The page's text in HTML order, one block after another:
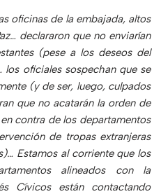
oficinas de la embajada, altos
declararon que no enviarían
(pese a los deseos del
los oficiales sospechan que se
(y de ser, luego, culpados
que no acatarán la orden de
contra de los departamentos
de tropas extranjeras
Estamos al corriente que los
alineados con la
Cívicos están contactando